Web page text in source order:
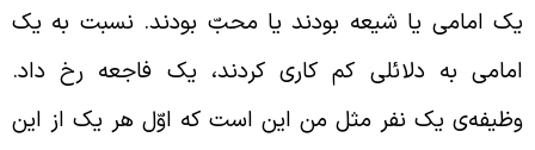
امامی یا شیعه بودند یا محبّ بودند. نسبت به یک
به دلائلی کم کاری کردند، یک فاجعه رخ داد.
یک نفر مثل من این است که اوّل هر یک از این